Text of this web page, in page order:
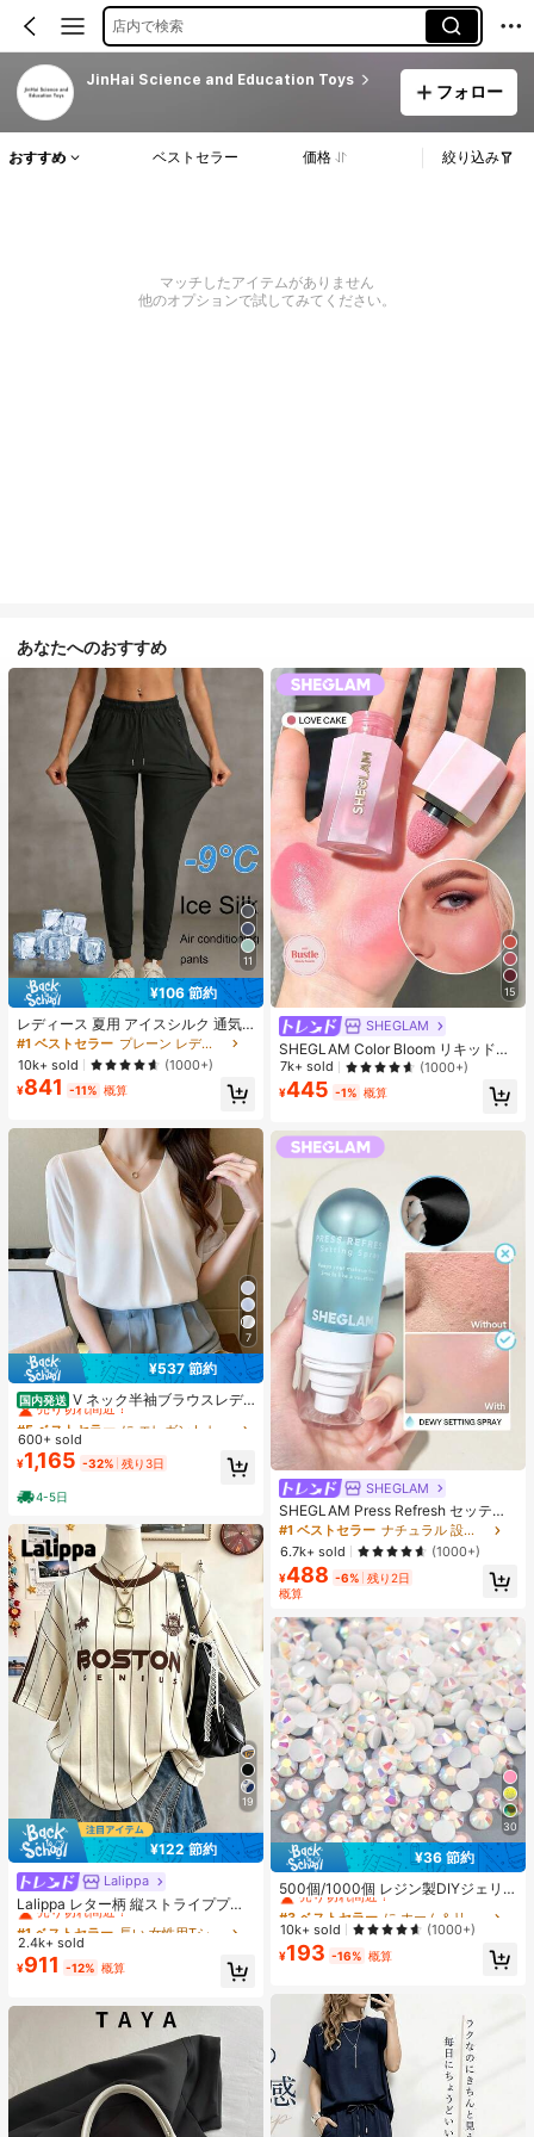
店内で検索
JinHai Science and Education Toys
フォロー
おすすめ ベストセラー 価格 絞り込み
マッチしたアイテムがありません
他のオプションで試してみてください。
あなたへのおすすめ
11
¥106 節約
レディース 夏用 アイスシルク 通気
性 ランニングパンツ、速乾 軽量 ス
ポーツパンツ ジッパーポケット & ウ
エストバンド付き フィットネス & ジ
ョギング用 ブラック、アスレジャー
#1 ベストセラー
プレーン レディースパンツ
10k+ sold
(1000+)
¥841 -11% 概算
7
¥537 節約
国内発送 V ネック半袖ブラウスレデ
ィース 前タックロールスリーブパー
ルボタンドレープゆったり肉隠しオ
フィス万能シフォントップス
#5 ベストセラー
に エレガント レディーストップス
売り切れ間近！
#5 ベストセラー
売り切れ間近！
#5 ベストセラー
売り切れ間近！
#5 ベストセラー
に エレガント レディーストップス
600+ sold
¥1,165 -32% 残り3日
4-5日
19
¥122 節約
Lalippa
Lalippa レター柄 縦ストライププリ
ント ファッショナブル ミニマル オ
ーバーサイズ ミドル丈 ラウンドネッ
ク ドロップショルダー レディースT
シャツ 友人へのギフト
#1 ベストセラー
売り切れ間近！
#1 ベストセラー
売り切れ間近！
#1 ベストセラー
売り切れ間近！
#1 ベストセラー
2.4k+ sold
¥911 -12% 概算
15
SHEGLAM
SHEGLAM Color Bloom リキッドチ
ークマット仕上げ-Love Cake チー
ク 女性と女の子のためのブランドビ
ューティーコスメメイクアップ
7k+ sold (1000+)
¥445 -1% 概算
SHEGLAM
SHEGLAM Press Refresh セッティ
ングスプレー 女性と女の子のための
ブランドビューティーコスメメイク
アップ
#1 ベストセラー
ナチュラル 設定スプレー
6.7k+ sold
(1000+)
¥488 -6% 残り2日
概算
30
¥36 節約
500個/1000個 レジン製DIYジェリ
ーフラットバックラインストーン 小
さな丸型ラインストーン ミニ装飾ア
クセサリー スマホケース、カップ、
靴、ブーツ、衣類装飾、ハンドメイ
ドDIYアイドル応援ファン、ネーム
#3 ベストセラー
に ホーム＆リビング
売り切れ間近！
#3 ベストセラー
売り切れ間近！
#3 ベストセラー
売り切れ間近！
#3 ベストセラー
10k+ sold (1000+)
¥193 -16% 概算